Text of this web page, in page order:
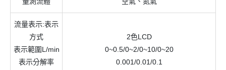
流量表示:表示
方式
表示範圍L/min
表示分解率
2色LCD
0~0.5/0~2/0~10/0~20
0.001/0.01/0.1